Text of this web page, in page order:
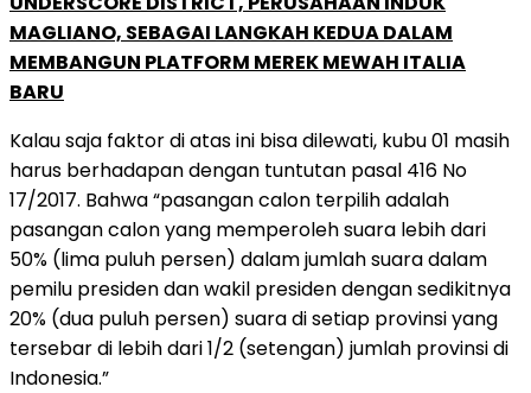
MAGLIANO, SEBAGAI LANGKAH KEDUA DALAM
MEMBANGUN PLATFORM MEREK MEWAH ITALIA
BARU
Kalau saja faktor di atas ini bisa dilewati, kubu 01 masih
harus berhadapan dengan tuntutan pasal 416 No
17/2017. Bahwa “pasangan calon terpilih adalah
pasangan calon yang memperoleh suara lebih dari
50% (lima puluh persen) dalam jumlah suara dalam
pemilu presiden dan wakil presiden dengan sedikitnya
20% (dua puluh persen) suara di setiap provinsi yang
tersebar di lebih dari 1/2 (setengan) jumlah provinsi di
Indonesia.”